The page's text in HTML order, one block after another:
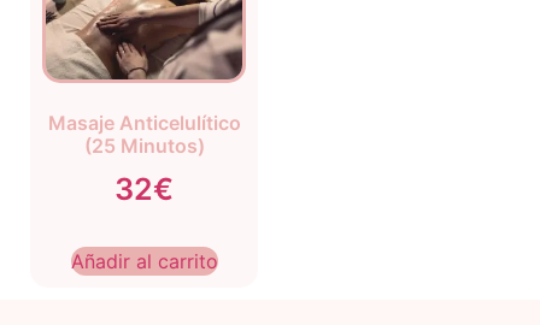
Masaje Anticelulítico
(25 Minutos)
32€
Añadir al carrito